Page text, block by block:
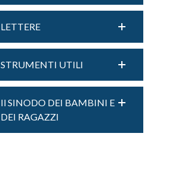
LETTERE
STRUMENTI UTILI
Il SINODO DEI BAMBINI E
DEI RAGAZZI